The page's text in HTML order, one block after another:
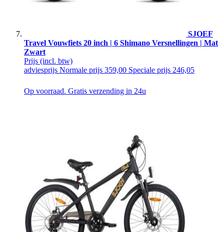
SJOEF
Travel Vouwfiets 20 inch | 6 Shimano Versnellingen | Mat
Zwart
Prijs (incl. btw)
adviesprijs Normale prijs 359,00 Speciale prijs 246,05
Op voorraad. Gratis verzending in 24u